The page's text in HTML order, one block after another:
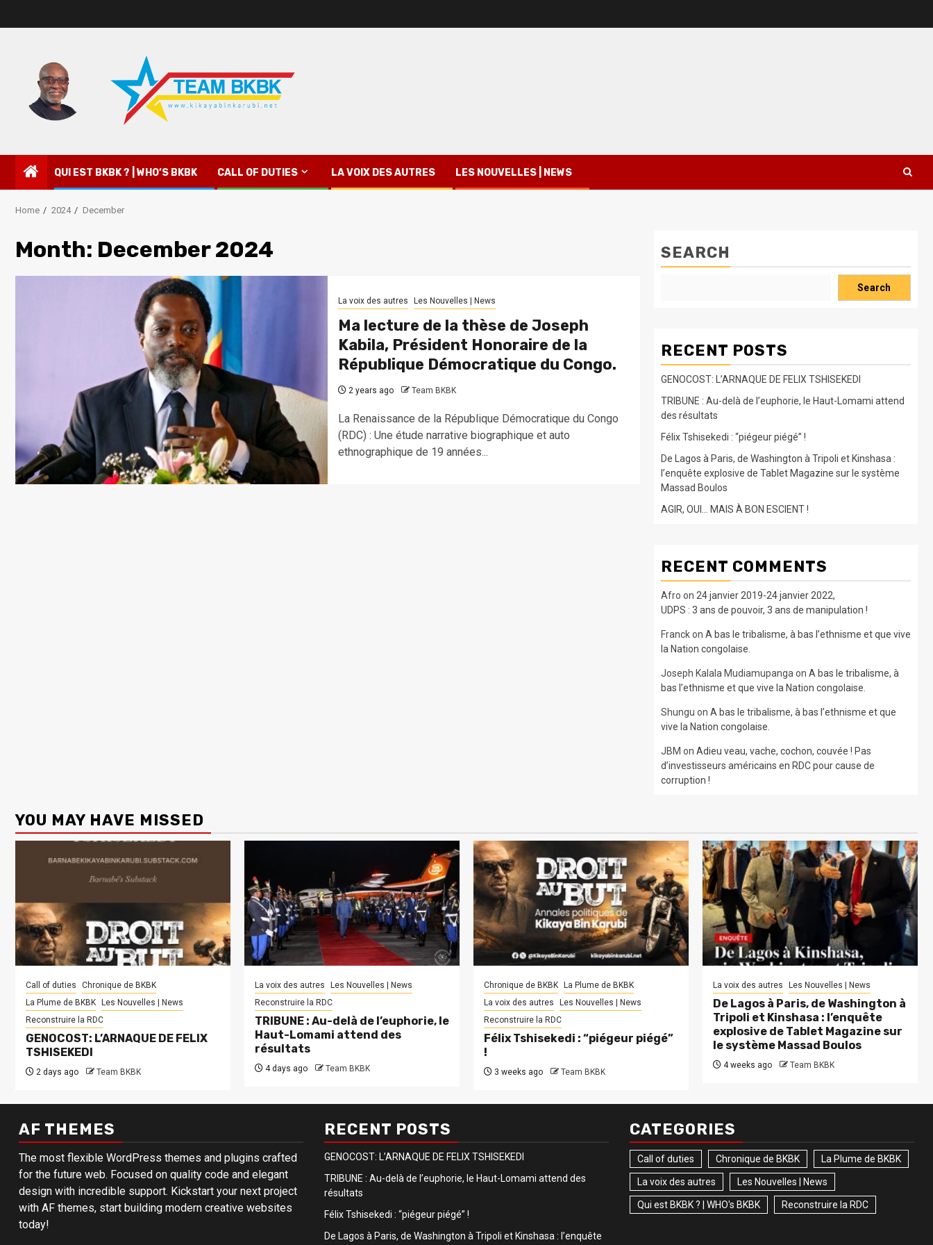
QUI EST BKBK ? | WHO’S BKBK CALL OF DUTIES LA VOIX DES AUTRES LES NOUVELLES | NEWS
Home 2024 December
Month: December 2024
La voix des autres Les Nouvelles | News
Ma lecture de la thèse de Joseph
Kabila, Président Honoraire de la
République Démocratique du Congo.
2 years ago Team BKBK
La Renaissance de la République Démocratique du Congo
(RDC) : Une étude narrative biographique et auto
ethnographique de 19 années...
SEARCH
Search
RECENT POSTS
GENOCOST: L’ARNAQUE DE FELIX TSHISEKEDI
TRIBUNE : Au-delà de l’euphorie, le Haut-Lomami attend
des résultats
Félix Tshisekedi : “piégeur piégé” !
De Lagos à Paris, de Washington à Tripoli et Kinshasa :
l’enquête explosive de Tablet Magazine sur le système
Massad Boulos
AGIR, OUI… MAIS À BON ESCIENT !
RECENT COMMENTS
Afro on 24 janvier 2019-24 janvier 2022,
UDPS : 3 ans de pouvoir, 3 ans de manipulation !
Franckon A bas le tribalisme, à bas l’ethnisme et que vive
la Nation congolaise.
Joseph Kalala Mudiamupanga on A bas le tribalisme, à
bas l’ethnisme et que vive la Nation congolaise.
Shungu on A bas le tribalisme, à bas l’ethnisme et que
vive la Nation congolaise.
JBM on Adieu veau, vache, cochon, couvée ! Pas
d’investisseurs américains en RDC pour cause de
corruption !
YOU MAY HAVE MISSED
Call of duties
Chronique de BKBK
La Plume de BKBK Les Nouvelles | News
Reconstruire la RDC
GENOCOST: L’ARNAQUE DE FELIX
TSHISEKEDI
2 days ago Team BKBK
La voix des autres
Les Nouvelles | News
Reconstruire la RDC
TRIBUNE : Au-delà de l’euphorie, le
Haut-Lomami attend des
résultats
4 days ago Team BKBK
Chronique de BKBK La Plume de BKBK
La voix des autres
Les Nouvelles | News
Reconstruire la RDC
Félix Tshisekedi : “piégeur piégé”
!
3 weeks ago Team BKBK
La voix des autres Les Nouvelles | News
De Lagos à Paris, de Washington à
Tripoli et Kinshasa : l’enquête
explosive de Tablet Magazine sur
le système Massad Boulos
4 weeks ago Team BKBK
AF THEMES
The most flexible WordPress themes and plugins crafted
for the future web. Focused on quality code and elegant
design with incredible support. Kickstart your next project
with AF themes, start building modern creative websites
today!
RECENT POSTS
GENOCOST: L’ARNAQUE DE FELIX TSHISEKEDI
TRIBUNE : Au-delà de l’euphorie, le Haut-Lomami attend des
résultats
Félix Tshisekedi : “piégeur piégé” !
De Lagos à Paris, de Washington à Tripoli et Kinshasa : l’enquête
CATEGORIES
Call of duties Chronique de BKBK La Plume de BKBK
La voix des autres Les Nouvelles | News
Qui est BKBK ? | WHO's BKBK Reconstruire la RDC